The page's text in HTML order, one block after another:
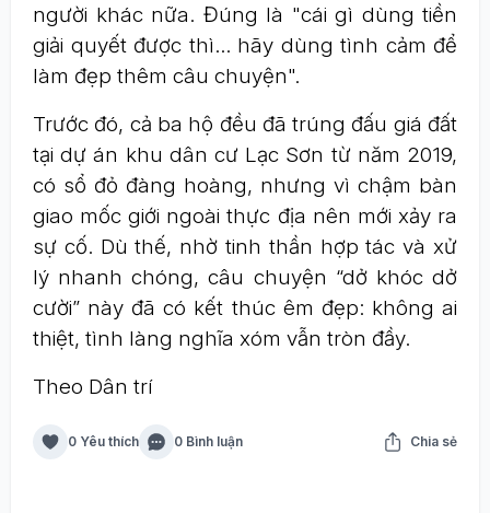
người khác nữa. Đúng là "cái gì dùng tiền
giải quyết được thì... hãy dùng tình cảm để
làm đẹp thêm câu chuyện".
Trước đó, cả ba hộ đều đã trúng đấu giá đất
tại dự án khu dân cư Lạc Sơn từ năm 2019,
có sổ đỏ đàng hoàng, nhưng vì chậm bàn
giao mốc giới ngoài thực địa nên mới xảy ra
sự cố. Dù thế, nhờ tinh thần hợp tác và xử
lý nhanh chóng, câu chuyện “dở khóc dở
cười” này đã có kết thúc êm đẹp: không ai
thiệt, tình làng nghĩa xóm vẫn tròn đầy.
Theo Dân trí
0 Yêu thích 0 Bình luận Chia sẻ